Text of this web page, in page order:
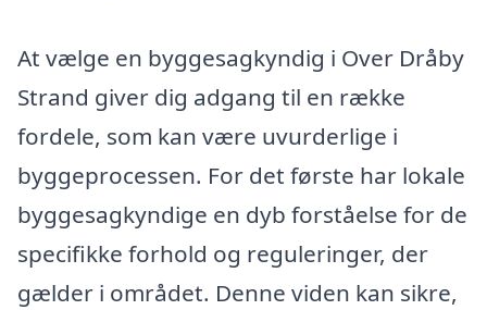
At vælge en byggesagkyndig i Over Dråby
Strand giver dig adgang til en række
fordele, som kan være uvurderlige i
byggeprocessen. For det første har lokale
byggesagkyndige en dyb forståelse for de
specifikke forhold og reguleringer, der
gælder i området. Denne viden kan sikre,